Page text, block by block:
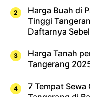
Harga Buah di
Tinggi
Daftarnya
Harga Tanah
Tangerang
7 Tempat